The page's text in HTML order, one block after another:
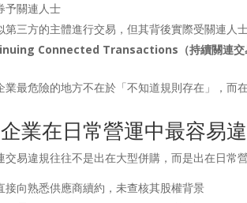
予關連人士
第三方的主體進行交易，但其背後實際受關連人
Connected Transactions（持續關連交
業最危險的地方不在於「不知道規則存在」，而
業在日常營運中最容易
交易違規往往不是出在大型併購，而是出在日常
接向熟悉供應商續約，未查核其股權背景